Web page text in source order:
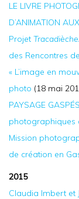
LE LIVRE
D’ANIMATION
Projet
des Rencontres
« L’image en
photo (18 mai
PAYSAGE
photographiques
Mission
de création en
2015
Claudia Imbert et